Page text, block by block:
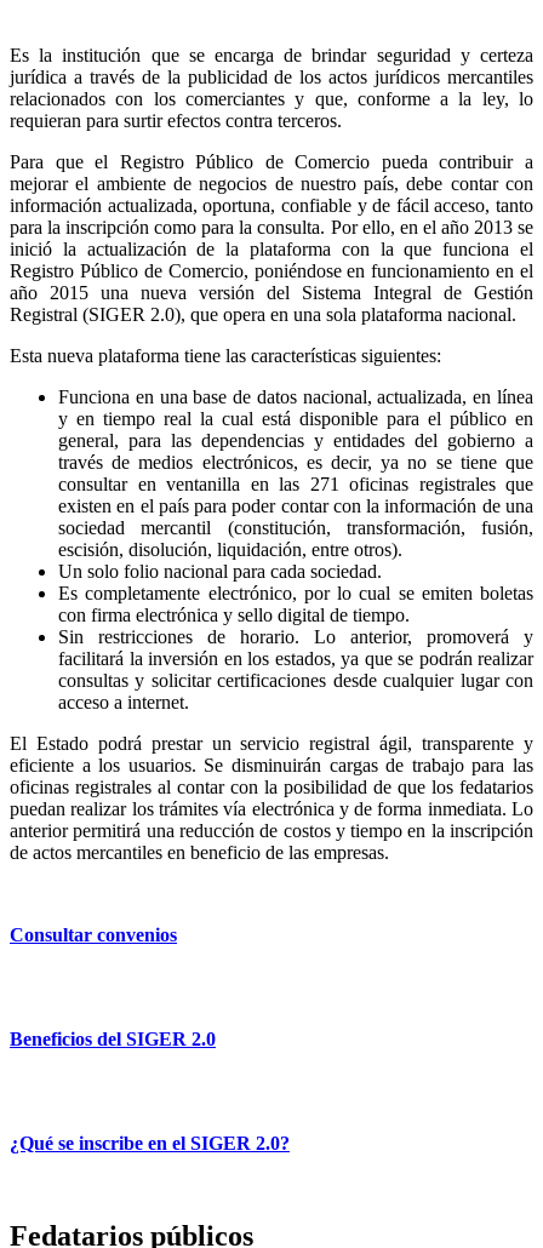
Es la institución que se encarga de brindar seguridad y certeza
jurídica a través de la publicidad de los actos jurídicos mercantiles
relacionados con los comerciantes y que, conforme a la ley, lo
requieran para surtir efectos contra terceros.
Para que el Registro Público de Comercio pueda contribuir a
mejorar el ambiente de negocios de nuestro país, debe contar con
información actualizada, oportuna, confiable y de fácil acceso, tanto
para la inscripción como para la consulta. Por ello, en el año 2013 se
inició la actualización de la plataforma con la que funciona el
Registro Público de Comercio, poniéndose en funcionamiento en el
año 2015 una nueva versión del Sistema Integral de Gestión
Registral (SIGER 2.0), que opera en una sola plataforma nacional.
Esta nueva plataforma tiene las características siguientes:
Funciona en una base de datos nacional, actualizada, en línea
y en tiempo real la cual está disponible para el público en
general, para las dependencias y entidades del gobierno a
través de medios electrónicos, es decir, ya no se tiene que
consultar en ventanilla en las 271 oficinas registrales que
existen en el país para poder contar con la información de una
sociedad mercantil (constitución, transformación, fusión,
escisión, disolución, liquidación, entre otros).
Un solo folio nacional para cada sociedad.
Es completamente electrónico, por lo cual se emiten boletas
con firma electrónica y sello digital de tiempo.
Sin restricciones de horario. Lo anterior, promoverá y
facilitará la inversión en los estados, ya que se podrán realizar
consultas y solicitar certificaciones desde cualquier lugar con
acceso a internet.
El Estado podrá prestar un servicio registral ágil, transparente y
eficiente a los usuarios. Se disminuirán cargas de trabajo para las
oficinas registrales al contar con la posibilidad de que los fedatarios
puedan realizar los trámites vía electrónica y de forma inmediata. Lo
anterior permitirá una reducción de costos y tiempo en la inscripción
de actos mercantiles en beneficio de las empresas.
Consultar convenios
Beneficios del SIGER 2.0
¿Qué se inscribe en el SIGER 2.0?
Fedatarios públicos